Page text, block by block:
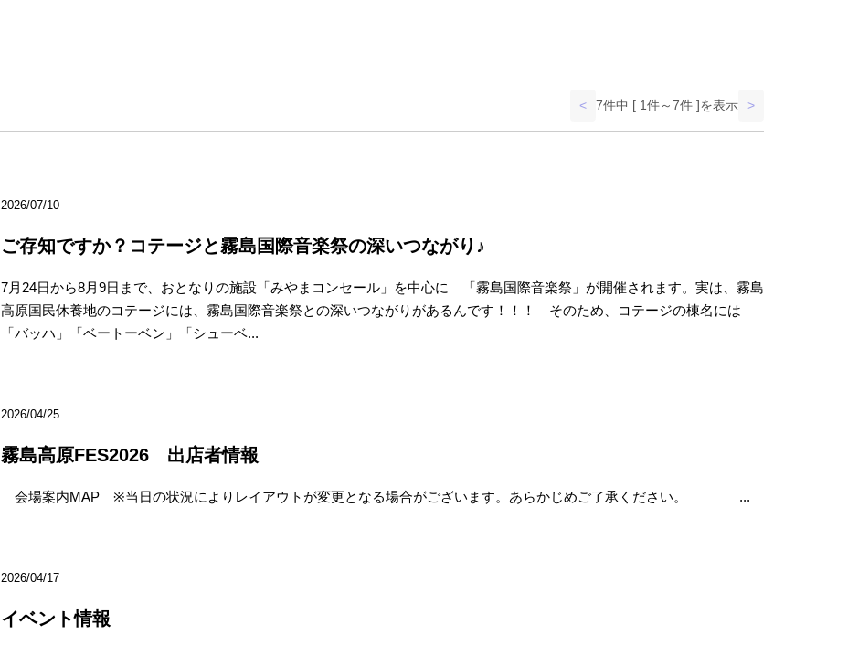
< 7件中 [ 1件～7件 ]を表示 >
2026/07/10
ご存知ですか？コテージと霧島国際音楽祭の深いつながり♪
7月24日から8月9日まで、おとなりの施設「みやまコンセール」を中心に 「霧島国際音楽祭」が開催されます。実は、霧島
高原国民休養地のコテージには、霧島国際音楽祭との深いつながりがあるんです！！！ そのため、コテージの棟名には
「バッハ」「ベートーベン」「シューベ...
2026/04/25
霧島高原FES2026 出店者情報
会場案内MAP ※当日の状況によりレイアウトが変更となる場合がございます。あらかじめご了承ください。 ...
2026/04/17
イベント情報